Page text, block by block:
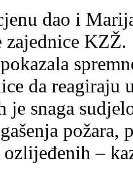
dao i
zajednice KZŽ.
da
je snaga
požara,
ozlijeđenih –